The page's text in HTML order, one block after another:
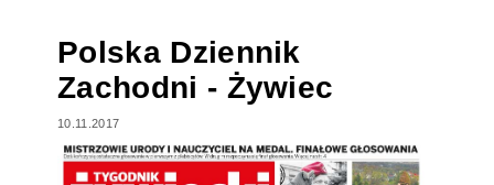
Polska Dziennik
Zachodni - Żywiec
10.11.2017